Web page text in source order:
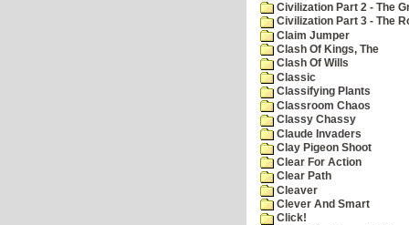
Civilization Part 2 - The
Civilization Part 3 - The
Claim Jumper
Clash Of Kings, The
Clash Of Wills
Classic
Classifying Plants
Classroom Chaos
Classy Chassy
Claude Invaders
Clay Pigeon Shoot
Clear For Action
Clear Path
Cleaver
Clever And Smart
Click!